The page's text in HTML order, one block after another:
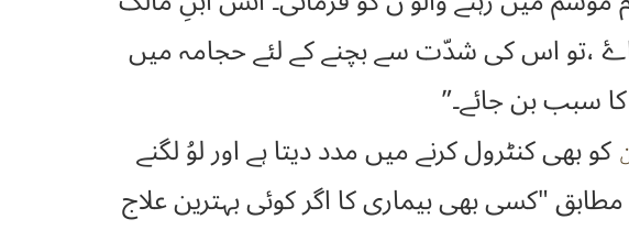
،تو اس کی شدّت سے بچنے کے لئے حجامہ میں
سبب بن جائے۔”
کو بھی کنٹرول کرنے میں مدد دیتا ہے اور لوُ لگنے
"کسی بھی بیماری کا اگر کوئی بہترین علاج